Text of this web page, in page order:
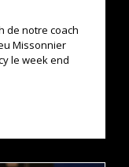
de notre coach
Missonnier
le week end